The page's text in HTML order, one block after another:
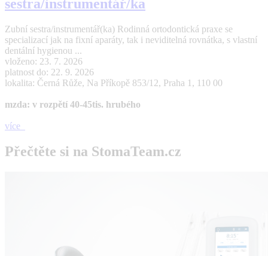
sestra/instrumentář/ka
Zubní sestra/instrumentář(ka) Rodinná ortodontická praxe se
specializací jak na fixní aparáty, tak i neviditelná rovnátka, s vlastní
dentální hygienou ...
vloženo: 23. 7. 2026
platnost do: 22. 9. 2026
lokalita: Černá Růže, Na Příkopě 853/12, Praha 1, 110 00
mzda: v rozpětí 40-45tis. hrubého
více
Přečtěte si na StomaTeam.cz